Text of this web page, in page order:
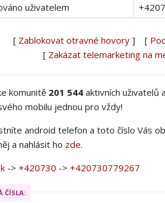
uživatelem
[ Zablokovat otravné hovory] [
[ Zakázat telemarketing na
komunitě 201 544 aktivních uživatelů
mobilu jednou pro vždy!
android telefon a toto číslo Vás
a nahlásit ho zde.
-> +420730 -> +420730779267
ČÍSLA: